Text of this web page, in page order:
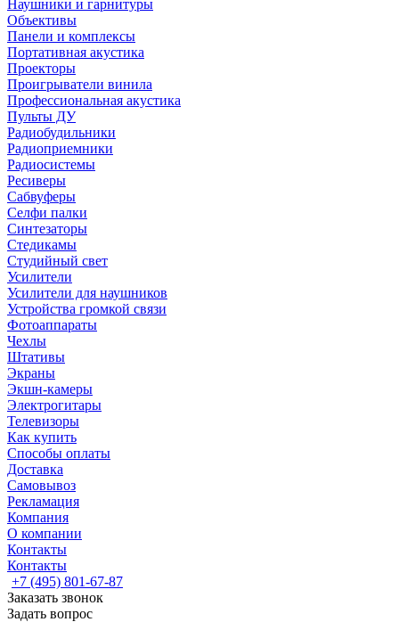
Наушники и гарнитуры
Объективы
Панели и комплексы
Портативная акустика
Проекторы
Проигрыватели винила
Профессиональная акустика
Пульты ДУ
Радиобудильники
Радиоприемники
Радиосистемы
Ресиверы
Сабвуферы
Селфи палки
Синтезаторы
Стедикамы
Студийный свет
Усилители
Усилители для наушников
Устройства громкой связи
Фотоаппараты
Чехлы
Штативы
Экраны
Экшн-камеры
Электрогитары
Телевизоры
Как купить
Способы оплаты
Доставка
Самовывоз
Рекламация
Компания
О компании
Контакты
Контакты
+7 (495) 801-67-87
Заказать звонок
Задать вопрос